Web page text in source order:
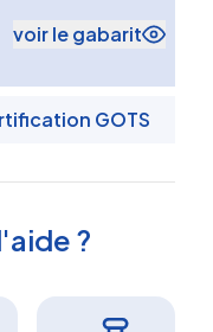
voir le gabarit
GOTS
?